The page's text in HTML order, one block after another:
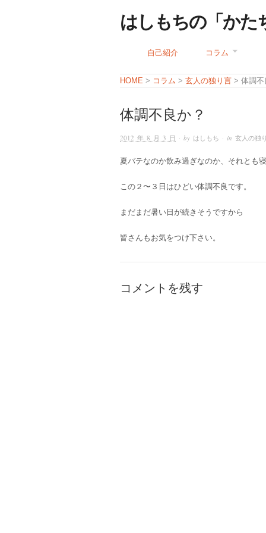
はしもちの「かた
自己紹介 コラム
HOME > コラム > 玄人の独り言 > 体調不
体調不良か？
2012 年 8 月 3 日 · by はしもち · in 玄人の独
夏バテなのか飲み過ぎなのか、それとも
この２〜３日はひどい体調不良です。
まだまだ暑い日が続きそうですから
皆さんもお気をつけ下さい。
コメントを残す